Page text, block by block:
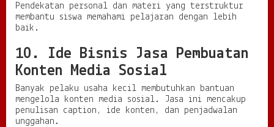
Pendekatan personal dan materi yang terstruktur
membantu siswa memahami pelajaran dengan lebih
baik.
10. Ide Bisnis Jasa Pembuatan
Konten Media Sosial
Banyak pelaku usaha kecil membutuhkan bantuan
mengelola konten media sosial. Jasa ini mencakup
penulisan caption, ide konten, dan penjadwalan
unggahan.